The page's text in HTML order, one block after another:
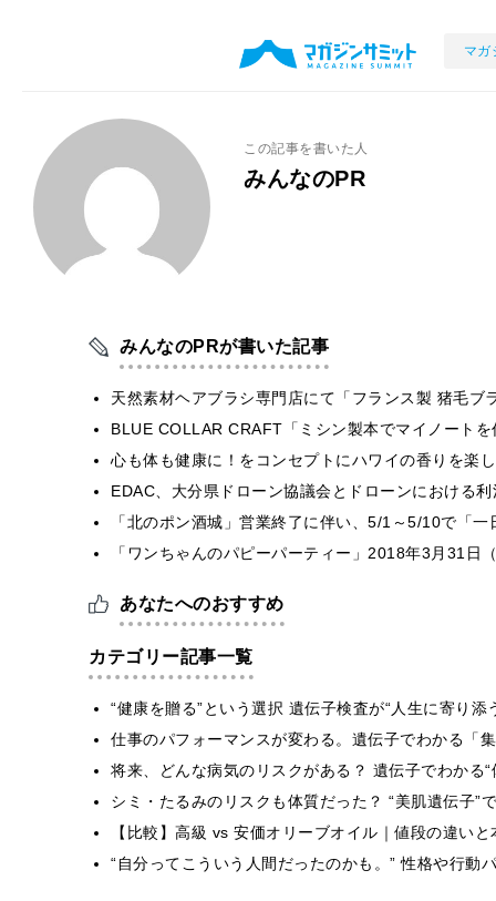
マガ
この記事を書いた人
みんなのPR
みんなのPRが書いた記事
天然素材ヘアブラシ専門店にて「フランス製 猪毛ブ
BLUE COLLAR CRAFT「ミシン製本でマイノート
心も体も健康に！をコンセプトにハワイの香りを楽
EDAC、大分県ドローン協議会とドローンにおける
「北のポン酒城」営業終了に伴い、5/1～5/10で「
「ワンちゃんのパピーパーティー」2018年3月31日
あなたへのおすすめ
カテゴリー記事一覧
“健康を贈る”という選択 遺伝子検査が“人生に寄り添
仕事のパフォーマンスが変わる。遺伝子でわかる「
将来、どんな病気のリスクがある？ 遺伝子でわかる
シミ・たるみのリスクも体質だった？ “美肌遺伝子”
【比較】高級 vs 安価オリーブオイル｜値段の違い
“自分ってこういう人間だったのかも。” 性格や行動